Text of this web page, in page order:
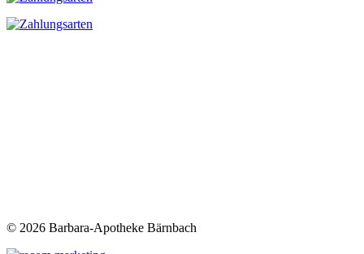
© 2026 Barbara-Apotheke Bärnbach